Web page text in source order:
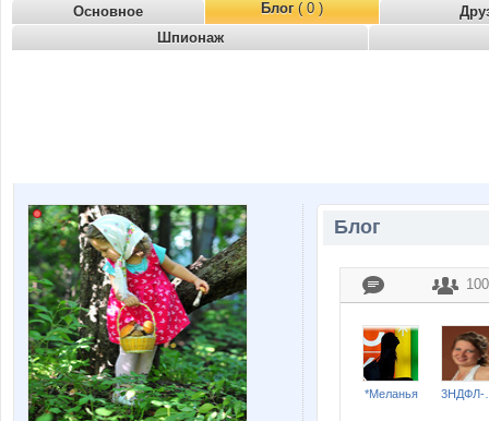
Основное Блог( 0 )
Шпионаж
Блог
100
*Меланья